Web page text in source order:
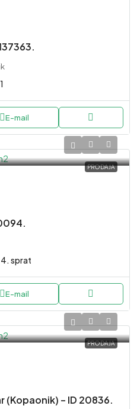
1
E-mail
PRODAJA
4. sprat
E-mail
PRODAJA
(Kopaonik) – ID 20836.